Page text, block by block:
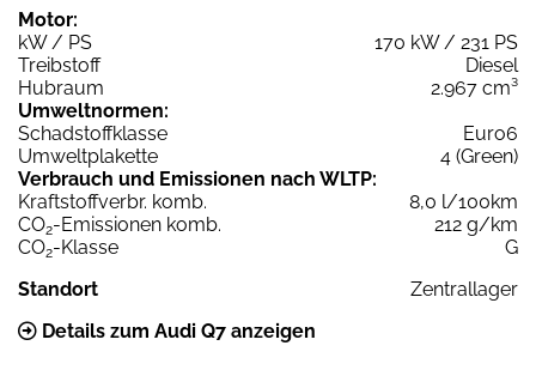
Motor:
kW / PS
170 kW / 231 PS
Treibstoff
Diesel
Hubraum
2.967 cm³
Umweltnormen:
Schadstoffklasse
Euro6
Umweltplakette
4 (Green)
Verbrauch und Emissionen nach WLTP:
Kraftstoffverbr. komb.
8,0 l/100km
CO2-Emissionen komb.
212 g/km
CO2-Klasse
G
Standort
Zentrallager
Details zum Audi Q7 anzeigen